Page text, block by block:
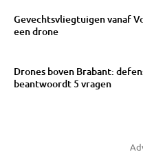
Gevechtsvliegtuigen vanaf
een drone
Drones boven Brabant:
beantwoordt 5 vragen